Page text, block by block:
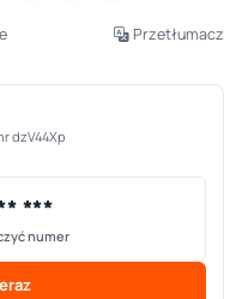
Przetłumacz
dzV44Xp
***
numer